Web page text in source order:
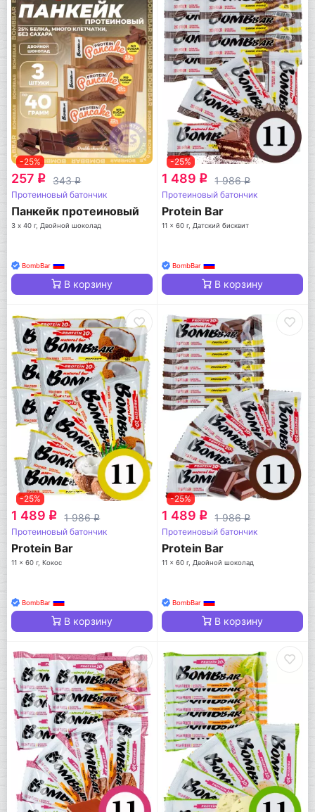
-25%
257 q 343q
Протеиновый батончик
Панкейк протеиновый
3 х 40 г, Двойной шоколад
BombBar
В корзину
-25%
1 489 q 1 986q
Протеиновый батончик
Protein Bar
11 x 60 г, Датский бисквит
BombBar
В корзину
-25%
1 489 q 1 986q
Протеиновый батончик
Protein Bar
11 x 60 г, Кокос
BombBar
В корзину
-25%
1 489 q 1 986q
Протеиновый батончик
Protein Bar
11 x 60 г, Двойной шоколад
BombBar
В корзину